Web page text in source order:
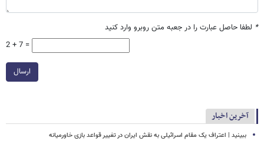
* لطفا حاصل عبارت را در جعبه متن روبرو وارد کنید
2 + 7 =
ارسال
آخرین اخبار
ببینید | اعتراف یک مقام اسرائیلی به نقش ایران در تغییر قواعد بازی خاورمیانه